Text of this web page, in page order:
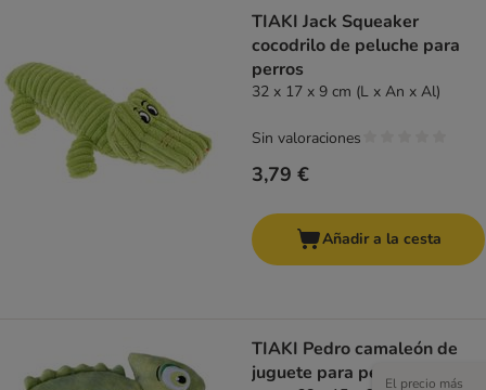
TIAKI Jack Squeaker
cocodrilo de peluche para
perros
32 x 17 x 9 cm (L x An x Al)
3,79 €
Sin valoraciones
Añadir a la cesta
TIAKI Pedro camaleón de
juguete para perrosEl precio más